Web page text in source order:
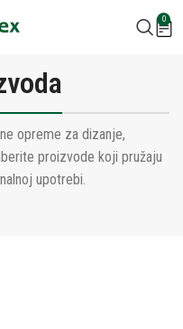
0
opreme za dizanje,
proizvode koji pružaju
upotrebi.